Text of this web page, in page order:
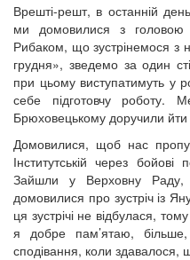
Врешті-решт, в останній
ми домовилися з
Рибаком, що зустрінемося з
грудня», зведемо за один
при цьому виступатимуть у
себе підготовчу роботу.
Брюховецькому доручили йти
Домовилися, щоб нас
Інститутській через
Зайшли у Верховну
домовилися про зустріч із
ця зустрічі не відбулася,
я добре пам’ятаю,
сподівання, коли